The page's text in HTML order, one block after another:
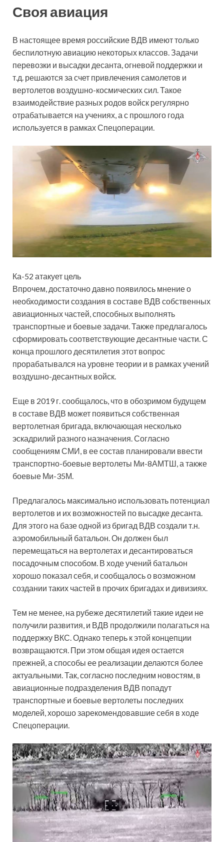
Своя авиация
В настоящее время российские ВДВ имеют только
беспилотную авиацию некоторых классов. Задачи
перевозки и высадки десанта, огневой поддержки и
т.д. решаются за счет привлечения самолетов и
вертолетов воздушно-космических сил. Такое
взаимодействие разных родов войск регулярно
отрабатывается на учениях, а с прошлого года
используется в рамках Спецоперации.
Ка-52 атакует цель
Впрочем, достаточно давно появилось мнение о
необходимости создания в составе ВДВ собственных
авиационных частей, способных выполнять
транспортные и боевые задачи. Также предлагалось
сформировать соответствующие десантные части. С
конца прошлого десятилетия этот вопрос
прорабатывался на уровне теории и в рамках учений
воздушно-десантных войск.
Еще в 2019 г. сообщалось, что в обозримом будущем
в составе ВДВ может появиться собственная
вертолетная бригада, включающая несколько
эскадрилий разного назначения. Согласно
сообщениям СМИ, в ее состав планировали ввести
транспортно-боевые вертолеты Ми-8АМТШ, а также
боевые Ми-35М.
Предлагалось максимально использовать потенциал
вертолетов и их возможностей по высадке десанта.
Для этого на базе одной из бригад ВДВ создали т.н.
аэромобильный батальон. Он должен был
перемещаться на вертолетах и десантироваться
посадочным способом. В ходе учений батальон
хорошо показал себя, и сообщалось о возможном
создании таких частей в прочих бригадах и дивизиях.
Тем не менее, на рубеже десятилетий такие идеи не
получили развития, и ВДВ продолжили полагаться на
поддержку ВКС. Однако теперь к этой концепции
возвращаются. При этом общая идея остается
прежней, а способы ее реализации делаются более
актуальными. Так, согласно последним новостям, в
авиационные подразделения ВДВ попадут
транспортные и боевые вертолеты последних
моделей, хорошо зарекомендовавшие себя в ходе
Спецоперации.